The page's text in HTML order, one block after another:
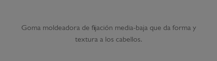
Goma moldeadora de fijación media-baja que da forma y
textura a los cabellos.